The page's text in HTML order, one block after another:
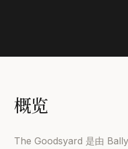
概览
The Goodsyard 是由